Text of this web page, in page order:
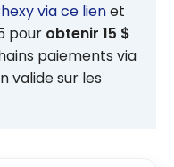
via ce lienet
pour obtenir 15 $
paiements via
valide sur les